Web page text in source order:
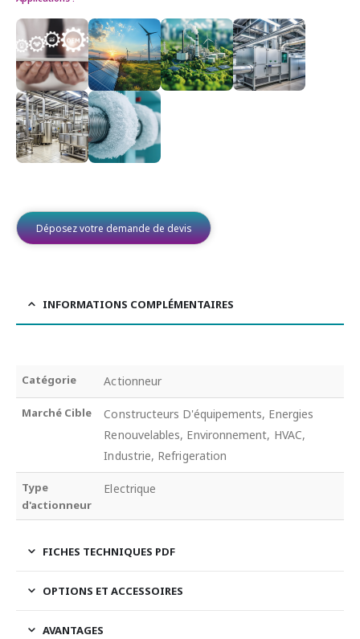
Déposez votre demande de devis
INFORMATIONS COMPLÉMENTAIRES
Catégorie Actionneur
Marché Cible
Constructeurs D'équipements, Energies
Renouvelables, Environnement, HVAC,
Industrie, Refrigeration
Type
d'actionneur
Electrique
FICHES TECHNIQUES PDF
OPTIONS ET ACCESSOIRES
AVANTAGES